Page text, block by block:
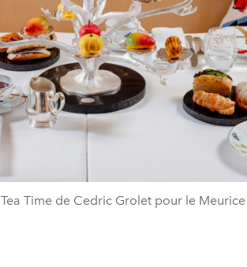
Time de Cedric Grolet pour le Meurice